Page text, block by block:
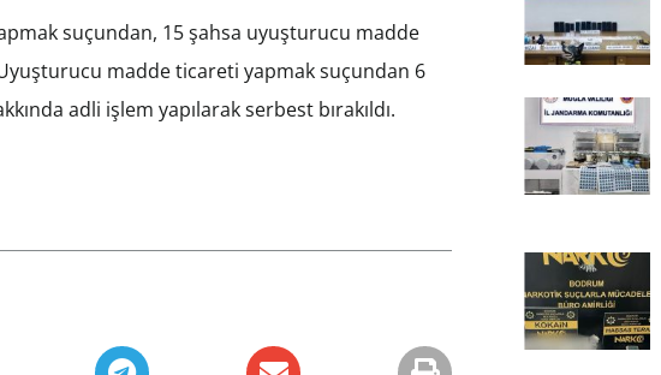
suçundan, 15 şahsa uyuşturucu madde
madde ticareti yapmak suçundan 6
adli işlem yapılarak serbest bırakıldı.